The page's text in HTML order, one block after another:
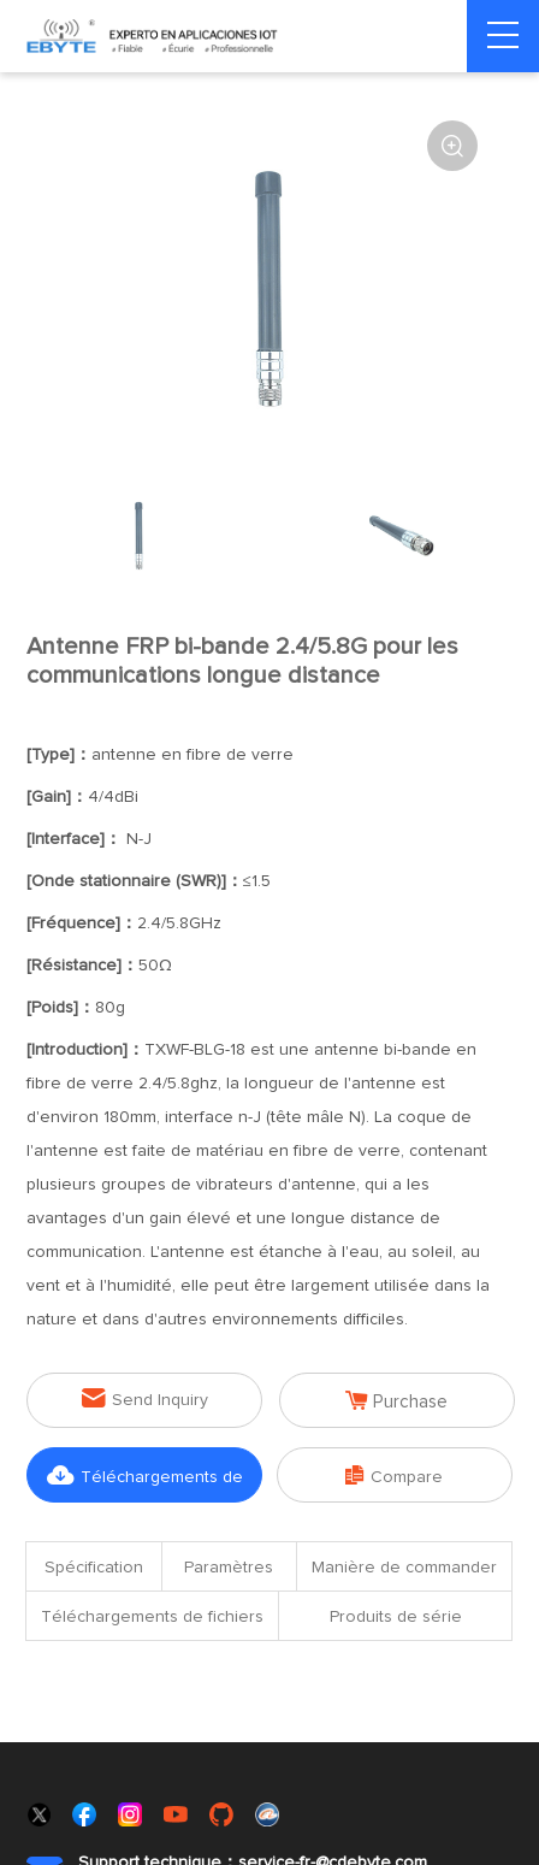
Home > Accessoires > Antenna

Antenne FRP bi-bande 2.4/5.8G pour les
communications longue distance
[Type]： antenne en fibre de verre
[Gain]： 4/4dBi
[Interface]： N-J
[Onde stationnaire (SWR)]：≤1.5
[Fréquence]： 2.4/5.8GHz
[Résistance]：50Ω
[Poids]： 80g
[Introduction]： TXWF-BLG-18 est une antenne bi-bande en
fibre de verre 2.4/5.8ghz, la longueur de l'antenne est
d'environ 180mm, interface n-J (tête mâle N). La coque de
l'antenne est faite de matériau en fibre de verre, contenant
plusieurs groupes de vibrateurs d'antenne, qui a les
avantages d'un gain élevé et une longue distance de
communication. L'antenne est étanche à l'eau, au soleil, au
vent et à l'humidité, elle peut être largement utilisée dans la
nature et dans d'autres environnements difficiles.
 Send Inquiry  Purchase
 Téléchargements de  Compare
Spécification Paramètres Manière de commander
Téléchargements de fichiers Produits de série